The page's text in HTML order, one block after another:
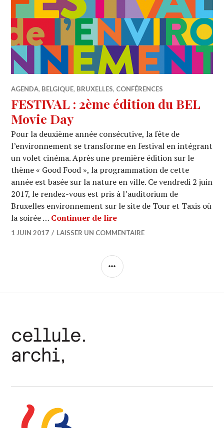
AGENDA, BELGIQUE, BRUXELLES, CONFÉRENCES
FESTIVAL : 2ème édition du BEL
Movie Day
Pour la deuxième année consécutive, la fête de
l’environnement se transforme en festival en intégrant
un volet cinéma. Après une première édition sur le
thème « Good Food », la programmation de cette
année est basée sur la nature en ville. Ce vendredi 2 juin
2017, le rendez-vous est pris à l’auditorium de
Bruxelles environnement sur le site de Tour et Taxis où
la soirée … Continuer de lireFESTIVAL : 2ème édition
1 JUIN 2017 LAISSER UN COMMENTAIRE
COLONNE